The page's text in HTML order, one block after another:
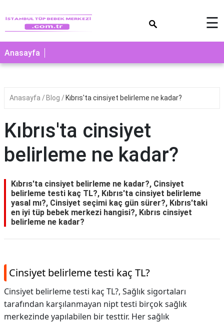
☰
Anasayfa
Anasayfa Blog Kıbrıs'ta cinsiyet belirleme ne kadar?
Kıbrıs'ta cinsiyet
belirleme ne kadar?
Kıbrıs'ta cinsiyet belirleme ne kadar?, Cinsiyet
belirleme testi kaç TL?, Kıbrıs'ta cinsiyet belirleme
yasal mı?, Cinsiyet seçimi kaç gün sürer?, Kıbrıs'taki
en iyi tüp bebek merkezi hangisi?, Kıbrıs cinsiyet
belirleme ne kadar?
Cinsiyet belirleme testi kaç TL?
Cinsiyet belirleme testi kaç TL?, Sağlık sigortaları
tarafından karşılanmayan nipt testi birçok sağlık
merkezinde yapılabilen bir testtir. Her sağlık